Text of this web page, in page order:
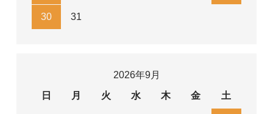
30 31
2026年9月
日
月 火 水 木 金 土